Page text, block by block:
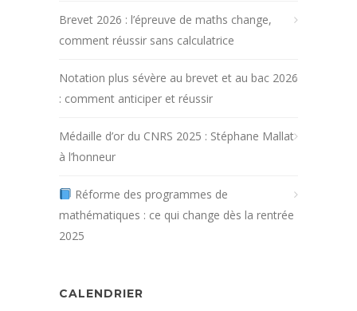
Brevet 2026 : l’épreuve de maths change,
comment réussir sans calculatrice
Notation plus sévère au brevet et au bac 2026
: comment anticiper et réussir
Médaille d’or du CNRS 2025 : Stéphane Mallat
à l’honneur
Réforme des programmes de
mathématiques : ce qui change dès la rentrée
2025
CALENDRIER